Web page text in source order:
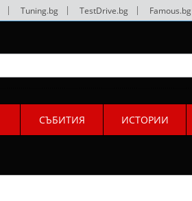
Tuning.bg TestDrive.bg Famous.bg
СЪБИТИЯ ИСТОРИИ